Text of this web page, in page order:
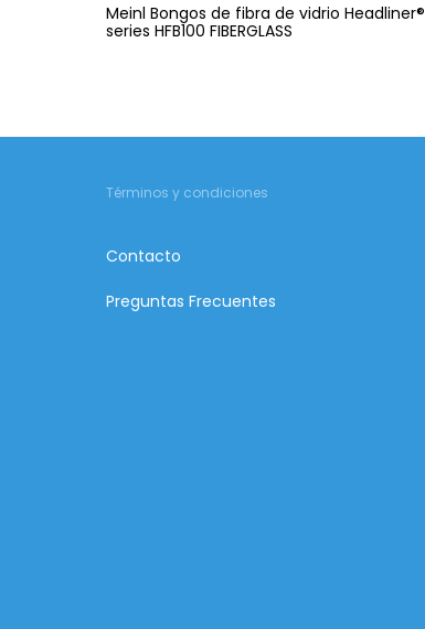
Meinl Bongos de fibra de vidrio Headliner®
series HFB100 FIBERGLASS
Términos y condiciones
Contacto
Preguntas Frecuentes